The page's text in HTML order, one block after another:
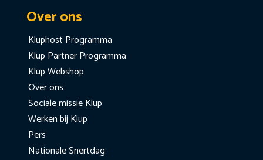
Over ons
Kluphost Programma
Klup Partner Programma
Klup Webshop
Over ons
Sociale missie Klup
Werken bij Klup
Pers
Nationale Snertdag